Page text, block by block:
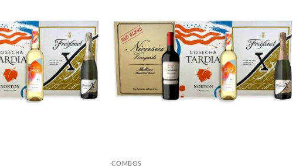
lista de
deseos
lista de
deseos
COMBOS